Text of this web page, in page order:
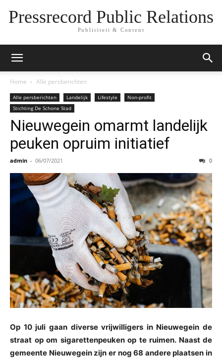
Pressrecord Public Relations
Publiciteit & Content
Home Alle persberichten
Alle persberichten Landelijk Lifestyle
Non-profit
Stichting De Schone Stad
Nieuwegein omarmt landelijk
peuken opruim initiatief
admin - 06/07/2021 0
Op 10 juli gaan diverse vrijwilligers in Nieuwegein de
straat op om sigarettenpeuken op te ruimen. Naast de
gemeente Nieuwegein zijn er nog 68 andere plaatsen in